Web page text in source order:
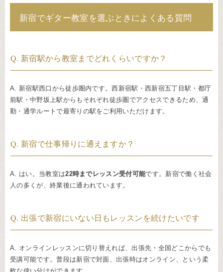
新宿でギター教室を選ぶときによくある質問
Q. 新宿駅から教室までどれくらいですか？
A. 新宿駅西口から徒歩圏内です。西新宿駅・西新宿五丁目駅・都庁
前駅・中野坂上駅からもそれぞれ徒歩圏でアクセスできるため、通
勤・通学ルートで最寄りの駅をご利用いただけます。
Q. 新宿で仕事帰りに通えますか？
A. はい。当教室は22時までレッスン受付可能です。新宿で働く社会
人の多くが、終業後に通われています。
Q. 出張で新宿にいない日もレッスンを続けたいです
A. オンラインレッスンに切り替えれば、出張先・全国どこからでも
受講可能です。普段は新宿で対面、出張時はオンライン、という柔